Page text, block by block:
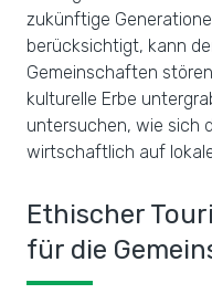
zukünftige
berücksichtigt, kann
Gemeinschaften
kulturelle Erbe
untersuchen, wie sich
wirtschaftlich auf
Ethischer
für die